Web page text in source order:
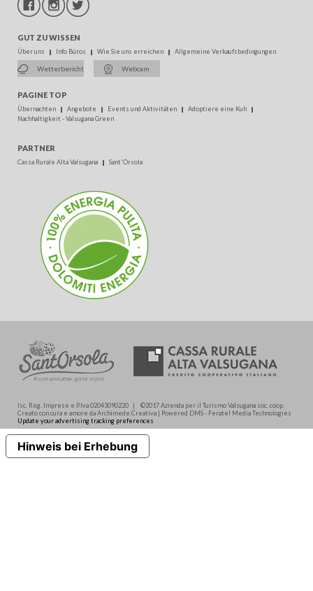
GUT ZU WISSEN
Über uns Info Büros Wie Sie uns erreichen Allgemeine Verkaufsbedingungen
Wetterbericht Webcam
PAGINE TOP
Übernachten Angebote Events und Aktivitäten
Adoptiere eine Kuh
Nachhaltigkeit - Valsugana Green
PARTNER
Cassa Rurale Alta Valsugana Sant'Orsola
Isc. Reg. Imprese e P.Iva 02043090220 | ©2017 Azienda per il Turismo Valsugana soc. coop.
Creato con cura e amore da Archimede.Creativa | Powered DMS - Feratel Media Technologies
Update your advertising tracking preferences
Hinweis bei Erhebung